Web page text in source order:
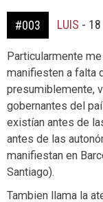
#003 LUIS -
Particularmente
manifiesten a falta
presumiblemente,
gobernantes del
existían antes de
antes de las
manifiestan en
Santiago).
Tambien llama la